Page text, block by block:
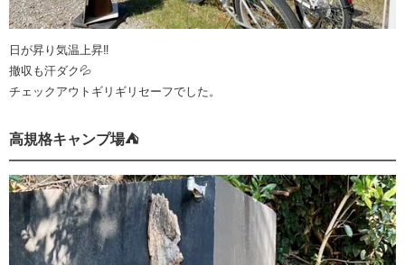
日が昇り気温上昇‼️
撤収も汗ダク💦
チェックアウトギリギリセーフでした。
高規格キャンプ場⛺️